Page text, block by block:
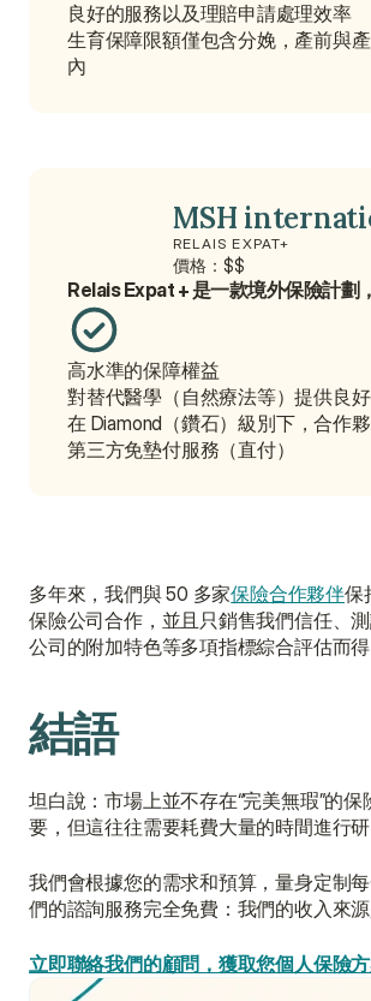
良好的服務以及理賠申請處理效率
生育保障限額僅包含分娩，產前與
內
MSH
RELAIS EXPAT+
價格：$$
Relais Expat + 是一款境外保險計劃
高水準的保障權益
對替代醫學（自然療法等）提供良
在 Diamond（鑽石）級別下，合作
第三方免墊付服務（直付）
多年來，我們與 50 多家保險合作夥伴保
保險公司合作，並且只銷售我們信任、
公司的附加特色等多項指標綜合評估而
結語
坦白說：市場上並不存在“完美無瑕”的
要，但這往往需要耗費大量的時間進行
我們會根據您的需求和預算，量身定制
們的諮詢服務完全免費：我們的收入來
立即聯絡我們的顧問，獲取您個人保險